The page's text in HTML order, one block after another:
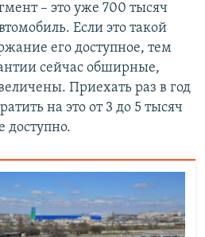
– это уже 700 тысяч
Если это такой
его доступное, тем
сейчас обширные,
Приехать раз в год
на это от 3 до 5 тысяч
доступно.